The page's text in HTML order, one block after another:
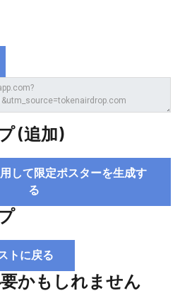
(追加)
して限定ポスターを生成す
る
トに戻る
かもしれません